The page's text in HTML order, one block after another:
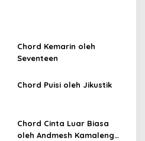
Chord Kemarin oleh
Seventeen
Chord Puisi oleh Jikustik
Chord Cinta Luar Biasa
oleh Andmesh Kamaleng